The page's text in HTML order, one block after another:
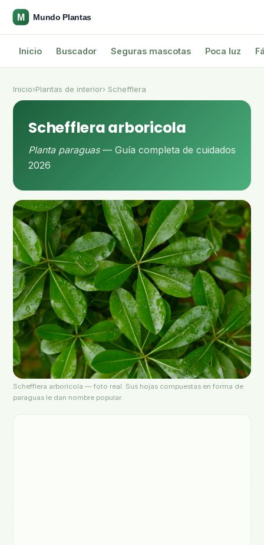
Inicio Buscador Seguras mascotas Poca luz
Inicio›Plantas de interior› Schefflera
Schefflera arboricola
Planta paraguas— Guía completa de cuidados
2026
Schefflera arboricola — foto real. Sus hojas compuestas en forma de
paraguas le dan nombre popular.